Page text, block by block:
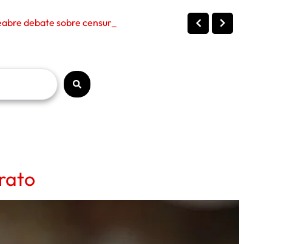
debate sobre censura, políti